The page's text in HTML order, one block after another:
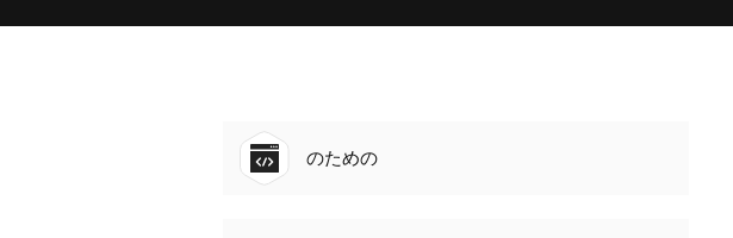
のための